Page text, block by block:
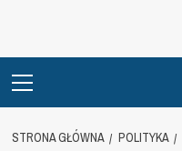
Menu
STRONA GŁÓWNA POLITYKA